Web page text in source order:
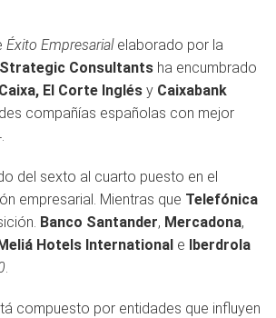
Éxito Empresarial elaborado por la
Consultants ha encumbrado
El Corte Inglés y Caixabank
compañías españolas con mejor
del sexto al cuarto puesto en el
empresarial. Mientras que Telefónica
Banco Santander, Mercadona,
Hotels International e Iberdrola
.
compuesto por entidades que influyen